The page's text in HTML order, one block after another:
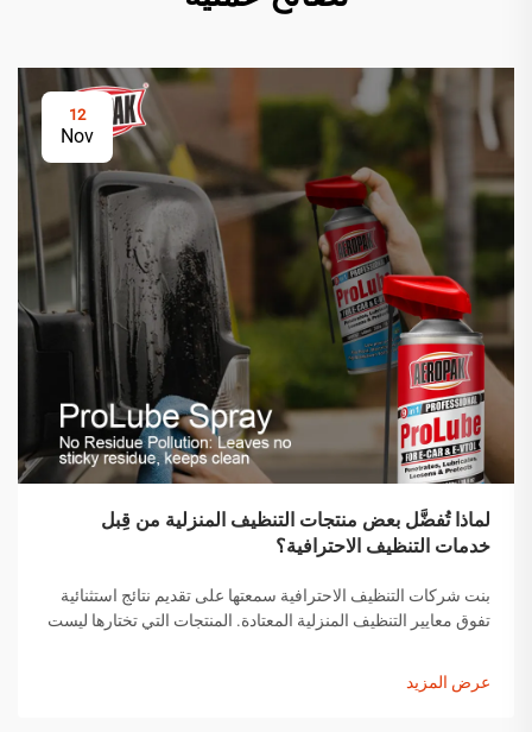
12
Nov
لماذا تُفضَّل بعض منتجات التنظيف المنزلية من قِبل
خدمات التنظيف الاحترافية؟
بنت شركات التنظيف الاحترافية سمعتها على تقديم نتائج استثنائية
تفوق معايير التنظيف المنزلية المعتادة. المنتجات التي تختارها ليست
عرض المزيد